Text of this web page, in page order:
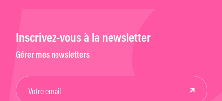
Inscrivez-vous à la newsletter
Gérer mes newsletters